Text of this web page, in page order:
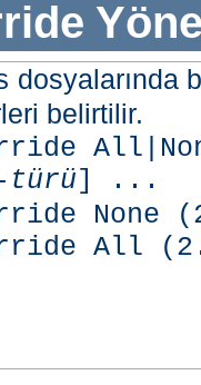
dosyalarında
belirtilir.
türü] ...
None
All